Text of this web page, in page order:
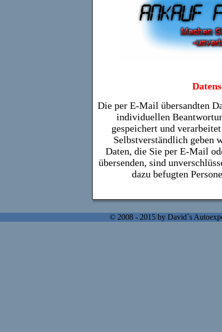
Die per E-Mail übersandten
individuellen
gespeichert und
Selbstverständlich geben
Daten, die Sie per E-Mail
übersenden, sind
dazu befugten
© 2008 - 2015 by David´s